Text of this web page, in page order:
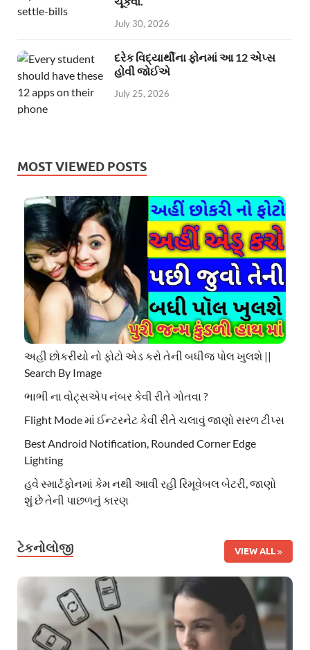
July 30, 2026
દરેક વિદ્યાર્થીના ફોનમાં આ 12 એપ્સ
હોવી જોઈએ
July 25, 2026
MOST VIEWED POSTS
અહી છોકરીયો નો ફોટો એડ કરો તેની બધીજ પોલ ખુલશે ||
Search By Image
ભાભી ના વોટ્સએપ નંબર કેવી રીતે ગોતવા ?
Flight Mode માં ઈન્ટરનેટ કેવી રીતે ચલાવું જાણો સરળ ટીપ્સ
Best Android Notification, Rounded Corner Edge
Lighting
હવે સ્માર્ટફોનમાં કેમ નથી આવી રહી રિમૂવેબલ બેટરી, જાણો
શું છે તેની પાછળનું કારણ
ટેકનોલોજી VIEW ALL